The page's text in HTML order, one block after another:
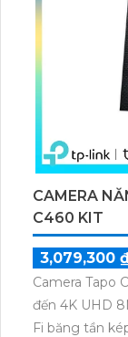
CAMERA
C460 KIT
3,079,300
Camera Tapo
đến 4K UHD
Fi băng tần